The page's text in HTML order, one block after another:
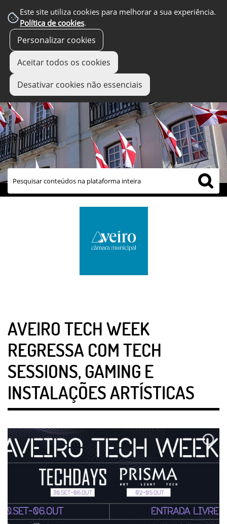
Este site utiliza cookies para melhorar a sua experiência.
Política de cookies.
Personalizar cookies
Aceitar todos os cookies
Desativar cookies não essenciais
links úteis
AVEIRO TECH WEEK
REGRESSA COM TECH
SESSIONS, GAMING E
INSTALAÇÕES ARTÍSTICAS